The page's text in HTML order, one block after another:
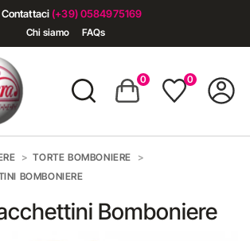
Contattaci (+39) 0584975169
Chi siamo FAQs
0 0
TORTE BOMBONIERE
BOMBONIERE
Bomboniere